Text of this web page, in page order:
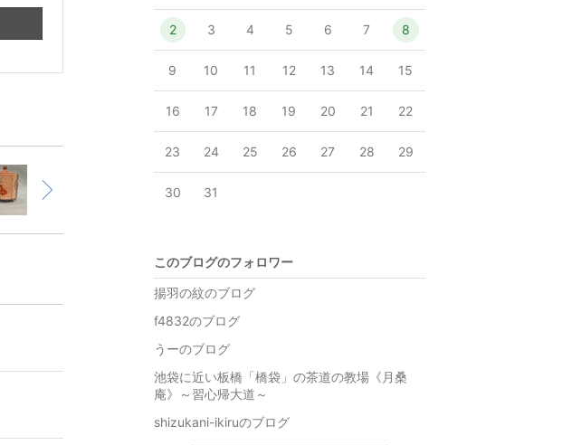
2 3 4 5 6 7 8
9 10 11 12 13 14 15
16 17 18 19 20 21 22
23 24 25 26 27 28 29
30 31
このブログのフォロワー
揚羽の紋のブログ
f4832のブログ
うーのブログ
池袋に近い板橋「橋袋」の茶道の教場《月桑
庵》～習心帰大道～
shizukani-ikiruのブログ